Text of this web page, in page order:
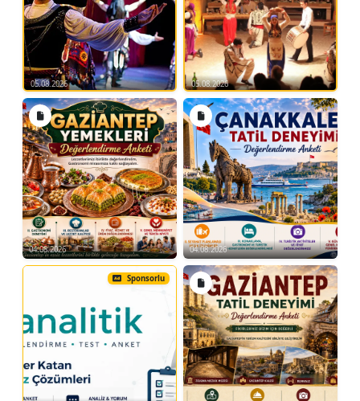
05.08.2026 05.08.2026
04.08.2026 04.08.2026
Sponsorlu